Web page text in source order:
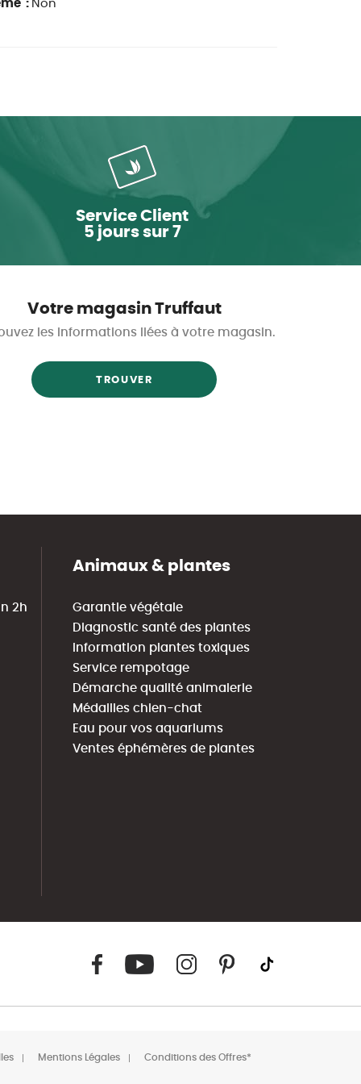
: Non
Service Client
5 jours sur 7
Votre magasin Truffaut
les informations liées à votre magasin.
TROUVER
2h
Animaux & plantes
Garantie végétale
Diagnostic santé des plantes
Information plantes toxiques
Service rempotage
Démarche qualité animalerie
Médailles chien-chat
Eau pour vos aquariums
Ventes éphémères de plantes
Mentions Légales Conditions des Offres*